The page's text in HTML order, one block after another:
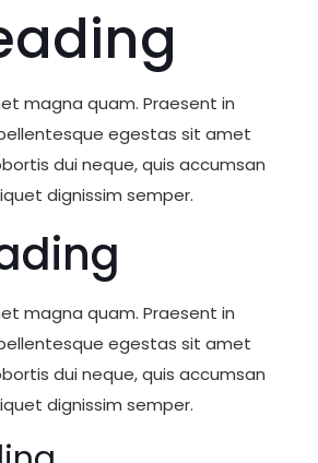
magna quam. Praesent in
egestas sit amet
dui neque, quis accumsan
dignissim semper.
magna quam. Praesent in
egestas sit amet
dui neque, quis accumsan
dignissim semper.